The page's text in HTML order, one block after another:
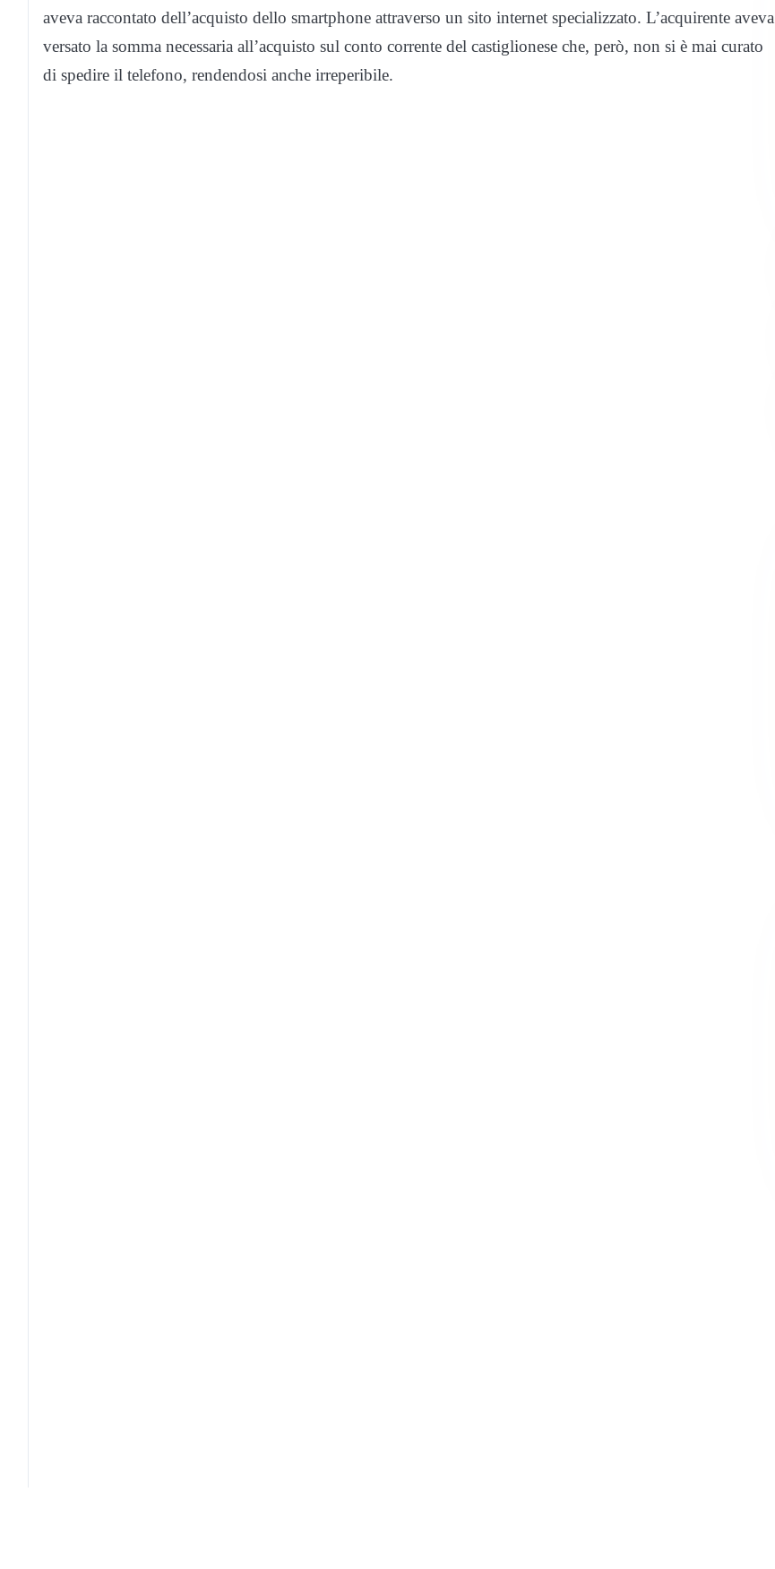
aveva raccontato dell’acquisto dello smartphone attraverso un sito internet specializzato. L’acquirente aveva
versato la somma necessaria all’acquisto sul conto corrente del castiglionese che, però, non si è mai curato
di spedire il telefono, rendendosi anche irreperibile.